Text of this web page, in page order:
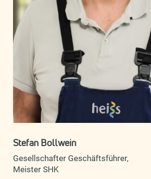
Stefan Bollwein
Gesellschafter Geschäftsführer,
Meister SHK